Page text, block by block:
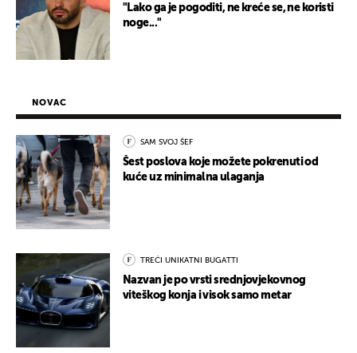
"Lako ga je pogoditi, ne kreće se, ne koristi
noge..."
NOVAC
SAM SVOJ ŠEF
Šest poslova koje možete pokrenuti od
kuće uz minimalna ulaganja
TREĆI UNIKATNI BUGATTI
Nazvan je po vrsti srednjovjekovnog
viteškog konja i visok samo metar